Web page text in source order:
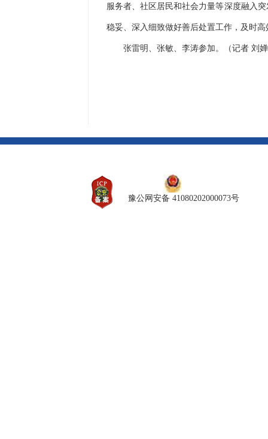
服务者、社区居民和社会力量等深度融入
稳妥、深入细致做好善后处置工作，及时
张雷明、张敏、李涛参加。（记者 刘婵
豫公网安备 41080202000073号